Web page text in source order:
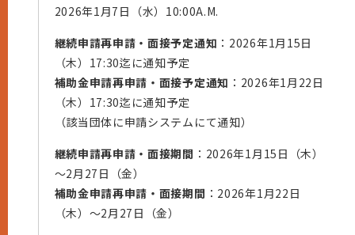
2026年1月7日（水）10:00A.M.
継続申請再申請・面接予定通知 ：2026年1月15日
（木）17:30迄に通知予定
補助金申請再申請・面接予定通知 ：2026年1月22日
（木）17:30迄に通知予定
（該当団体に申請システムにて通知）
継続申請再申請・面接期間 ：2026年1月15日（木）
～2月27日（金）
補助金申請再申請・面接期間 ：2026年1月22日
（木）～2月27日（金）